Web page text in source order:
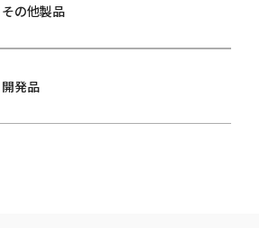
その他製品
開発品